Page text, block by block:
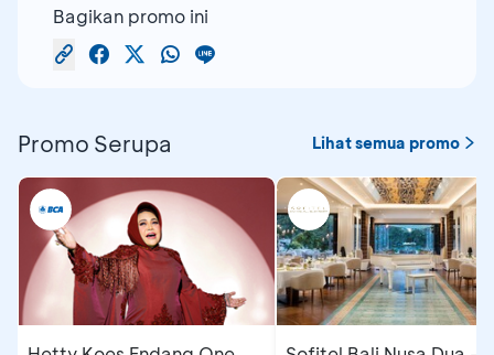
Bagikan promo ini
Promo Serupa Lihat semua promo